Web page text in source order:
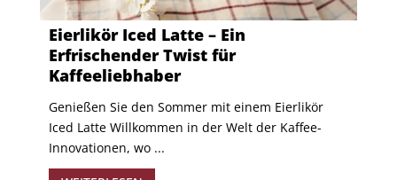
Eierlikör Iced Latte – Ein
Erfrischender Twist für
Kaffeeliebhaber
Genießen Sie den Sommer mit einem Eierlikör
Iced Latte Willkommen in der Welt der Kaffee-
Innovationen, wo ...